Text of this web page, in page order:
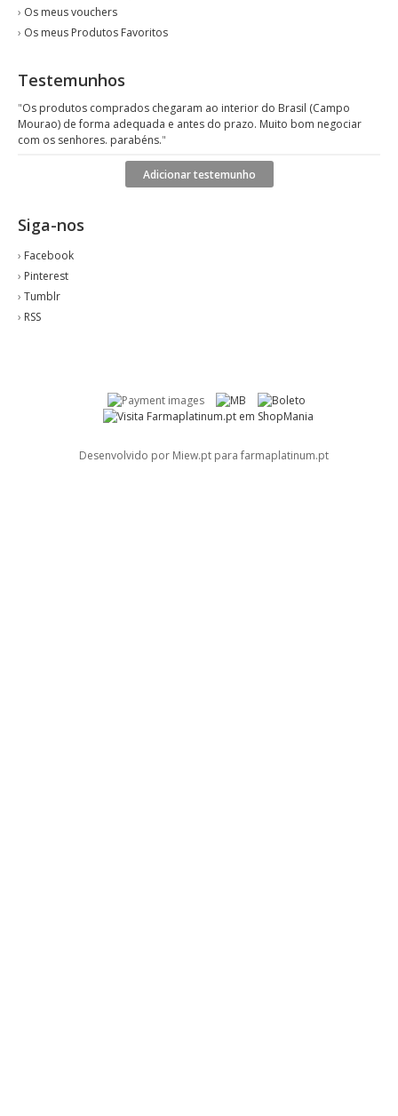
› Os meus vouchers
› Os meus Produtos Favoritos
Testemunhos
"Os produtos comprados chegaram ao interior do Brasil (Campo
Mourao) de forma adequada e antes do prazo. Muito bom negociar
com os senhores. parabéns."
Adicionar testemunho
Siga-nos
› Facebook
› Pinterest
› Tumblr
› RSS
Desenvolvido por Miew.pt para farmaplatinum.pt